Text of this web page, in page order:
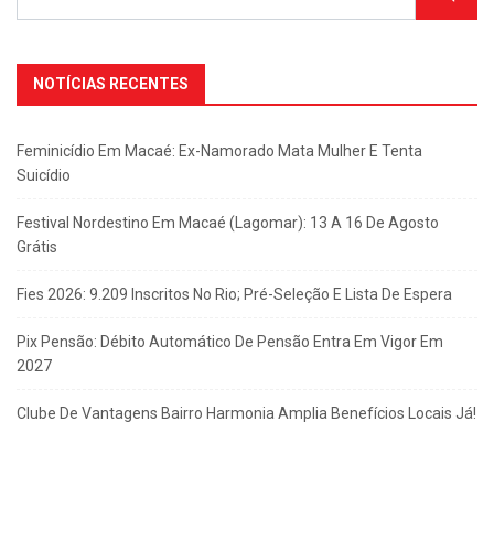
NOTÍCIAS RECENTES
Feminicídio Em Macaé: Ex-Namorado Mata Mulher E Tenta
Suicídio
Festival Nordestino Em Macaé (Lagomar): 13 A 16 De Agosto
Grátis
Fies 2026: 9.209 Inscritos No Rio; Pré-Seleção E Lista De Espera
Pix Pensão: Débito Automático De Pensão Entra Em Vigor Em
2027
Clube De Vantagens Bairro Harmonia Amplia Benefícios Locais Já!